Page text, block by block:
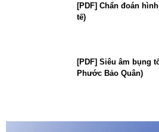
[PDF] Chẩn đoán
tế)
[PDF] Siêu âm bụng
Phước Bảo Quân)